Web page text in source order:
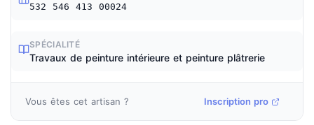
532 546 413 00024
SPÉCIALITÉ
Travaux de peinture intérieure et peinture plâtrerie
Vous êtes cet artisan ? Inscription pro